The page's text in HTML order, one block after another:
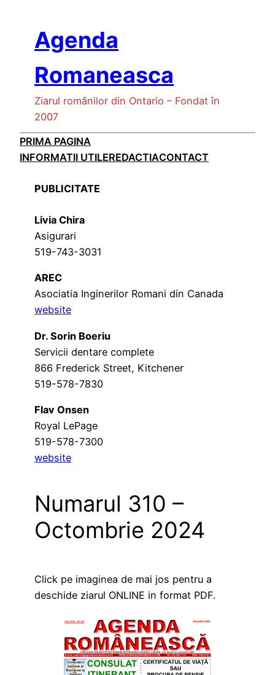
contentAgenda
Romaneasca
Ziarul românilor din Ontario – Fondat în
2007
PRIMA PAGINA
INFORMATII UTILEREDACTIACONTACT
PUBLICITATE
Livia Chira
Asigurari
519-743-3031
AREC
Asociatia Inginerilor Romani din Canada
website
Dr. Sorin Boeriu
Servicii dentare complete
866 Frederick Street, Kitchener
519-578-7830
Flav Onsen
Royal LePage
519-578-7300
website
Numarul 310 –
Octombrie 2024
Click pe imaginea de mai jos pentru a
deschide ziarul ONLINE in format PDF.